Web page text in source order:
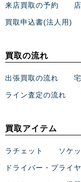
来店買取の予約
買取申込書(法人用)
買取の流れ
出張買取の流れ
ライン査定の流れ
買取アイテム
ラチェット ソケ
ドライバー・プライ